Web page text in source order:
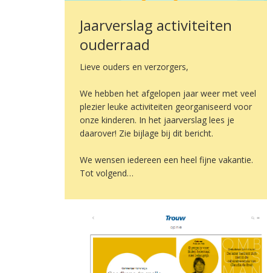
Jaarverslag activiteiten
ouderraad
Lieve ouders en verzorgers,
We hebben het afgelopen jaar weer met veel
plezier leuke activiteiten georganiseerd voor
onze kinderen. In het jaarverslag lees je
daarover! Zie bijlage bij dit bericht.
We wensen iedereen een heel fijne vakantie.
Tot volgend…